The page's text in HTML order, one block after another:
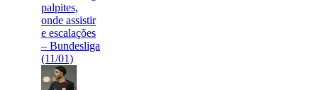
palpites,
onde assistir
e escalações
– Bundesliga
(11/01)